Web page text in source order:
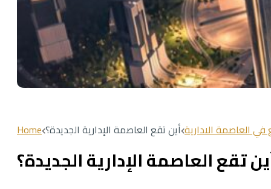
Home العاصمة الادارية أين تقع العاصمة الإدارية الجديدة؟
تقع العاصمة الإدارية الجديدة؟